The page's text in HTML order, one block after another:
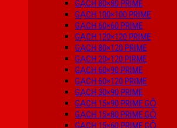
GẠCH 80×80 PRIME
GẠCH 100×100 PRIME
GẠCH 60×60 PRIME
GẠCH 120×120 PRIME
GẠCH 80×120 PRIME
GẠCH 20×120 PIRME
GẠCH 60×90 PRIME
GẠCH 60×120 PRIME
GẠCH 30×90 PRIME
GẠCH 15×90 PRIME GỖ
GẠCH 15×80 PRIME GỖ
GẠCH 15×60 PRIME GỖ